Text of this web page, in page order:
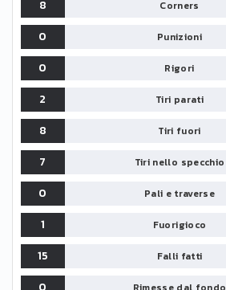
8 Corners
0
Punizioni
0
Rigori
2
Tiri parati
8
Tiri fuori
7
Tiri nello specchio
0
Pali e traverse
1
Fuorigioco
15
Falli fatti